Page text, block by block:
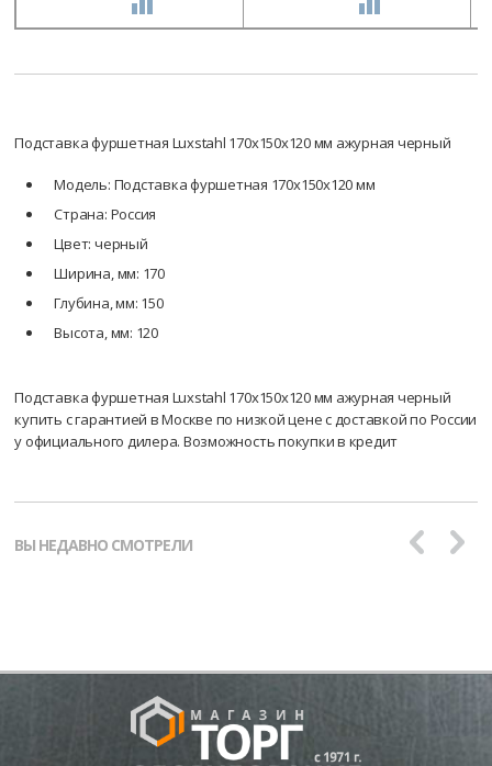
Подставка фуршетная Luxstahl 170х150х120 мм ажурная черный
Модель: Подставка фуршетная 170х150х120 мм
Страна: Россия
Цвет: черный
Ширина, мм: 170
Глубина, мм: 150
Высота, мм: 120
Подставка фуршетная Luxstahl 170х150х120 мм ажурная черный
купить с гарантией в Москве по низкой цене с доставкой по России
у официального дилера. Возможность покупки в кредит
ВЫ НЕДАВНО СМОТРЕЛИ